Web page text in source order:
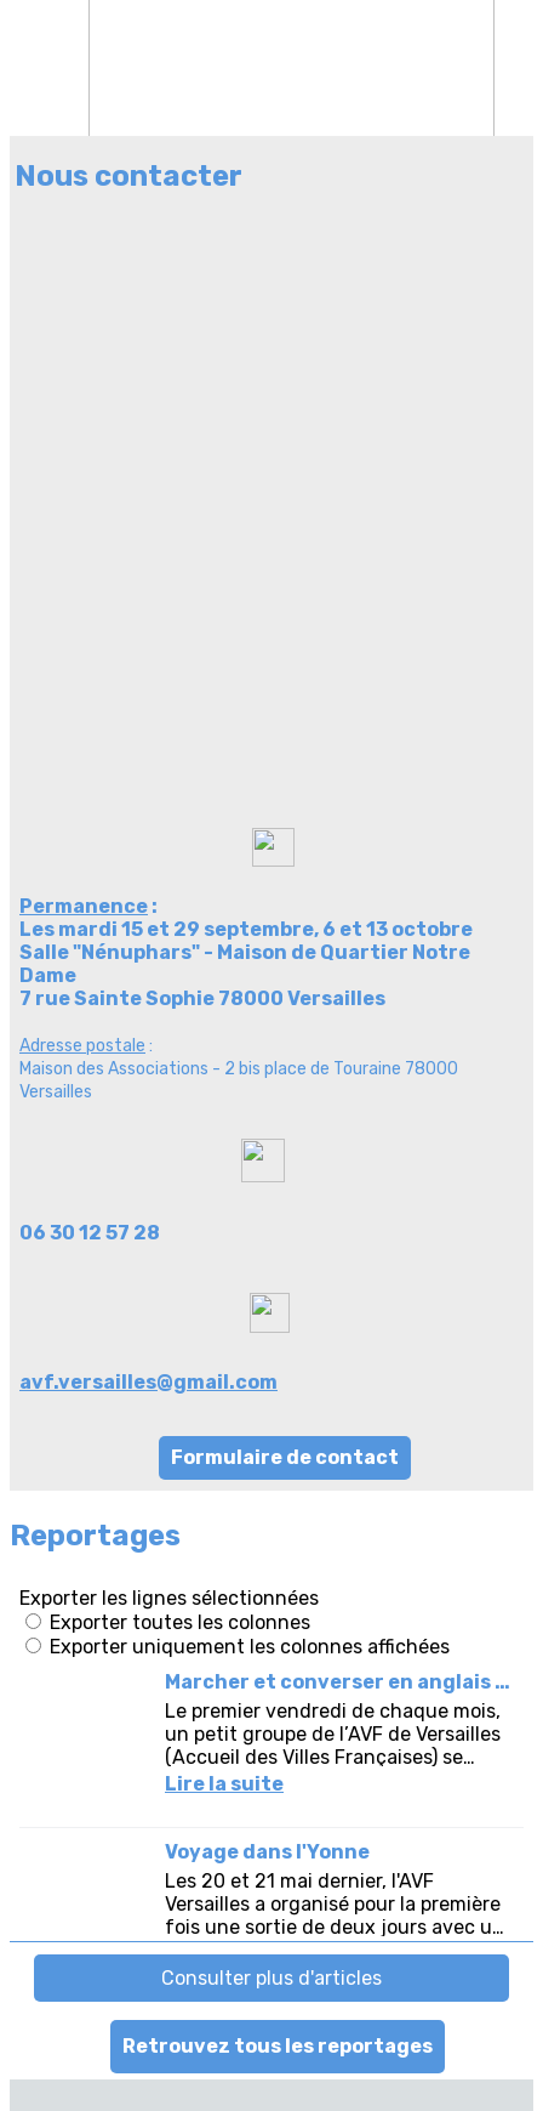
Nous contacter
Permanence :
Les mardi 15 et 29 septembre, 6 et 13 octobre
Salle "Nénuphars" - Maison de Quartier Notre
Dame
7 rue Sainte Sophie 78000 Versailles
Adresse postale :
Maison des Associations - 2 bis place de Touraine 78000
Versailles
06 30 12 57 28
avf.versailles@gmail.com
Formulaire de contact
Reportages
Retrouvez tous les reportages